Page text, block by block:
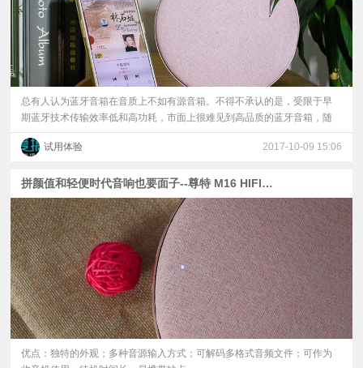
总有人认为蓝牙音箱在音质上不如有源音箱。不得不承认的是，受限于早
期蓝牙技术传输效率低和高功耗，市面上很难见到高品质的蓝牙音箱，随
试用体验 2017-10-09 15:06
拼颜值和轻便时代音响也要面子--尊特 M16 HIFI桌面金属蓝牙音响
优点：独特的外观；多种音源输入方式；可解码多格式音频文件；可作为